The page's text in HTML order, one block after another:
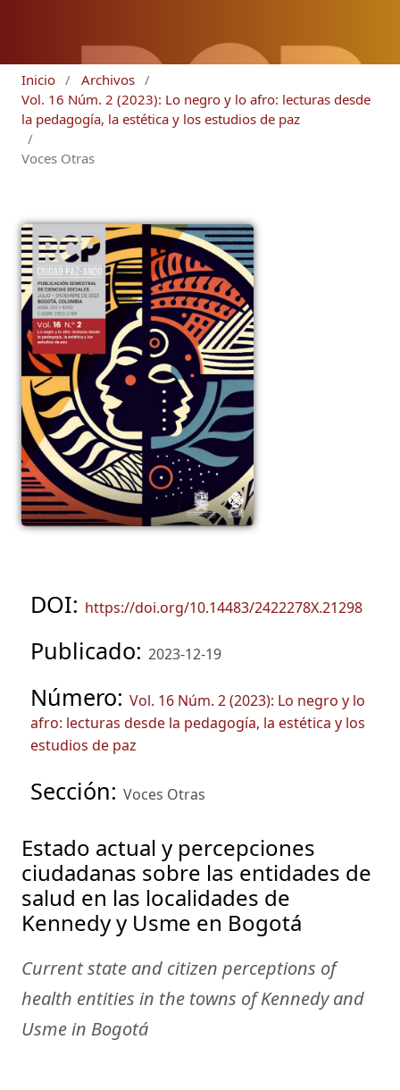
Inicio / Archivos /
Vol. 16 Núm. 2 (2023): Lo negro y lo afro: lecturas desde
la pedagogía, la estética y los estudios de paz
/
Voces Otras
DOI: https://doi.org/10.14483/2422278X.21298
Publicado: 2023-12-19
Número: Vol. 16 Núm. 2 (2023): Lo negro y lo
afro: lecturas desde la pedagogía, la estética y los
estudios de paz
Sección: Voces Otras
Estado actual y percepciones
ciudadanas sobre las entidades de
salud en las localidades de
Kennedy y Usme en Bogotá
Current state and citizen perceptions of
health entities in the towns of Kennedy and
Usme in Bogotá